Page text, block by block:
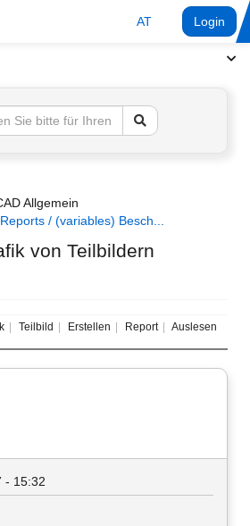
AT Login
Allgemein
/ (variables) Besch...
von Teilbildern
Teilbild Erstellen Report Auslesen
- 15:32